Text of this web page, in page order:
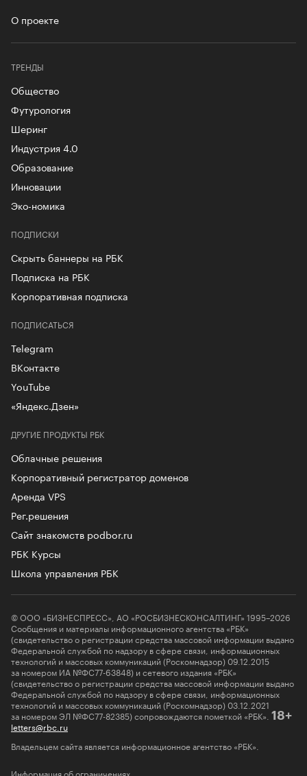
О проекте
ТРЕНДЫ
Общество
Футурология
Шеринг
Индустрия 4.0
Образование
Инновации
Эко-номика
ПОДПИСКИ
Скрыть баннеры на РБК
Подписка на РБК
Корпоративная подписка
ДРУГИЕ ПРОДУКТЫ РБК
Облачные решения
Корпоративный регистратор доменов
Аренда VPS
Рег.решения
Сайт знакомств podbor.ru
РБК Курсы
Школа управления РБК
ПОДПИСАТЬСЯ
Telegram
ВКонтакте
YouTube
«Яндекс.Дзен»
© ООО «БИЗНЕСПРЕСС», АО «РОСБИЗНЕСКОНСАЛТИНГ» 1995–2026
Сообщения и материалы информационного агентства «РБК»
(свидетельство о регистрации средства массовой информации выдано
Федеральной службой по надзору в сфере связи, информационных
технологий и массовых коммуникаций (Роскомнадзор) 09.12.2015
за номером ИА №ФС77-63848) и сетевого издания «РБК»
(свидетельство о регистрации средства массовой информации выдано
Федеральной службой по надзору в сфере связи, информационных
технологий и массовых коммуникаций (Роскомнадзор) 03.12.2021
за номером ЭЛ №ФС77-82385) сопровождаются пометкой «РБК». 18+
letters@rbc.ru
Владельцем сайта является информационное агентство «РБК».
Информация об ограничениях